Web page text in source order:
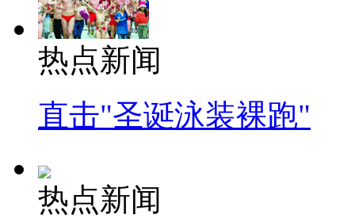
热点新闻
直击"圣诞泳装裸跑"
热点新闻